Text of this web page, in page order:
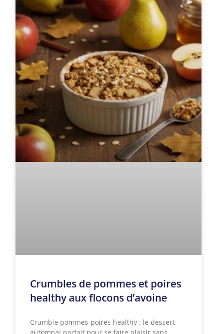
Crumbles de pommes et poires
healthy aux flocons d’avoine
Crumble pommes-poires healthy : le dessert